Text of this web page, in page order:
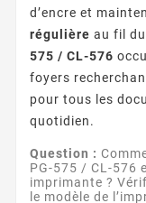
d’encre et
régulière au fil
575 / CL-576
foyers
pour tous les
quotidien.
Question :
PG-575 / CL-576
imprimante ?
le modèle de